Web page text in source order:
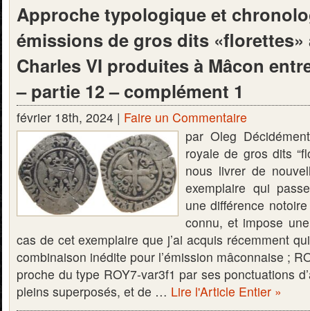
Approche typologique et
émissions de gros dits «florettes»
Charles VI produites à Mâcon
– partie 12 – complément 1
février 18th, 2024 | Faire un Commentaire
par Oleg
royale de gros dits
nous livrer de
exemplaire qui
une différence
connu, et impose
cas de cet exemplaire que j’ai acquis récemment
combinaison inédite pour l’émission mâconnaise ;
proche du type ROY7-var3f1 par ses ponctuations
pleins superposés, et de … Lire l'Article Entier »